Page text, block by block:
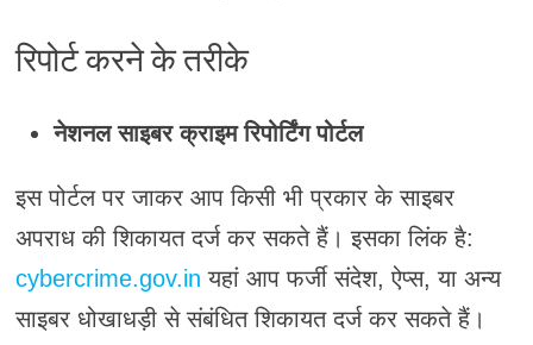
रिपोर्ट करने के तरीके
नेशनल साइबर क्राइम रिपोर्टिंग पोर्टल
इस पोर्टल पर जाकर आप किसी भी प्रकार के साइबर
अपराध की शिकायत दर्ज कर सकते हैं। इसका लिंक है:
cybercrime.gov.inयहां आप फर्जी संदेश, ऐप्स, या अन्य
साइबर धोखाधड़ी से संबंधित शिकायत दर्ज कर सकते हैं।